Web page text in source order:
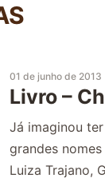
01 de junho de 2013
Livro –
Já imaginou
grandes
Luiza Trajano,